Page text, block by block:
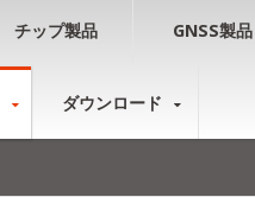
チップ製品 GNSS製品
ダウンロード